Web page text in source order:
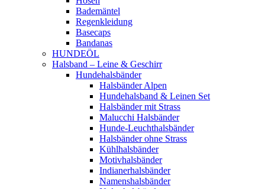
Bademäntel
Regenkleidung
Basecaps
Bandanas
HUNDEÖL
Halsband – Leine & Geschirr
Hundehalsbänder
Halsbänder Alpen
Hundehalsband & Leinen Set
Halsbänder mit Strass
Malucchi Halsbänder
Hunde-Leuchthalsbänder
Halsbänder ohne Strass
Kühlhalsbänder
Motivhalsbänder
Indianerhalsbänder
Namenshalsbänder